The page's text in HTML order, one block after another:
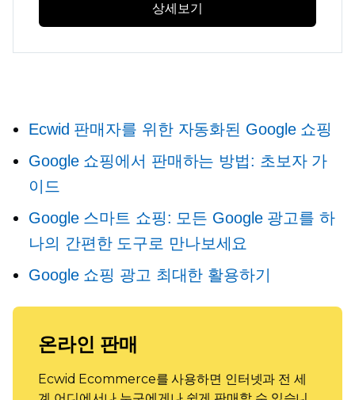
상세보기
Ecwid 판매자를 위한 자동화된 Google 쇼핑
Google 쇼핑에서 판매하는 방법: 초보자 가
이드
Google 스마트 쇼핑: 모든 Google 광고를 하
나의 간편한 도구로 만나보세요
Google 쇼핑 광고 최대한 활용하기
온라인 판매
Ecwid Ecommerce를 사용하면 인터넷과 전 세